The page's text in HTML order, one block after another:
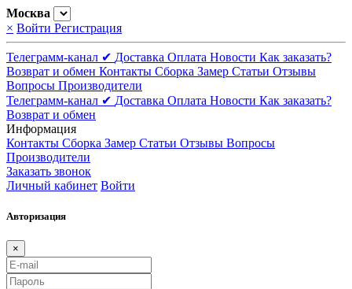
Москва
× Войти Регистрация
Телеграмм-канал ✔ Доставка Оплата Новости Как заказать?
Возврат и обмен Контакты Сборка Замер Статьи Отзывы
Вопросы Производители
Телеграмм-канал ✔ Доставка Оплата Новости Как заказать?
Возврат и обмен
Информация
Контакты Сборка Замер Статьи Отзывы Вопросы
Производители
Заказать звонок
Личный кабинет Войти
Авторизация
×